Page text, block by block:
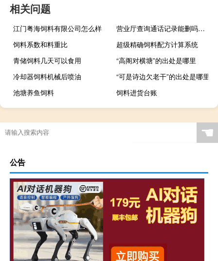
相关问题
江门粤海饲料有限公司怎么样
营业厅查询通话记录能删吗（营业厅查询通话记录）
饲料系数和料重比
超级精确饲料配方计算系统
青储饲料几天可以食用
“高阁对横塘”的出处是哪里
冷却器饲料机械后喷油
“可是诗边欠老干”的出处是哪里
池塘养鱼饲料
饲料进货台账
☚
公告